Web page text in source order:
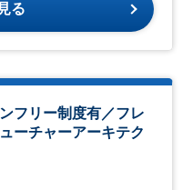
る
フリー制度有／フレ
ーチャーアーキテク